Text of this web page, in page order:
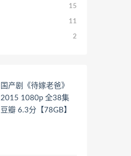
15
11
2
国产剧《待嫁老爸》
2015 1080p 全38集
豆瓣 6.3分【78GB】